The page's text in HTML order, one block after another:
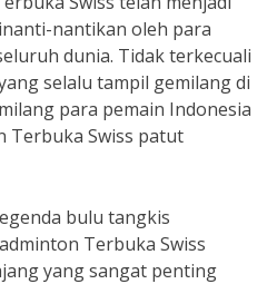
nantikan oleh para
dunia. Tidak terkecuali
selalu tampil gemilang di
para pemain Indonesia
Terbuka Swiss patut
bulu tangkis
Terbuka Swiss
yang sangat penting